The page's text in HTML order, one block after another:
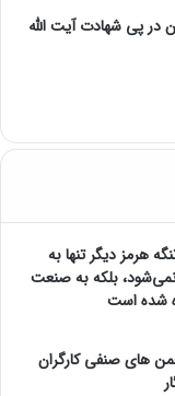
در پی شهادت آیت الله
هرمز دیگر تنها به
بلکه به صنعت
شده است
های صنفی کارگران